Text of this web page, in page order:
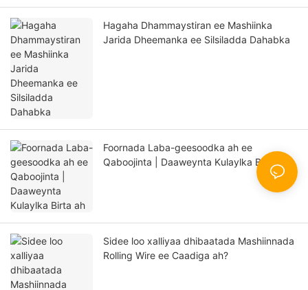
Hagaha Dhammaystiran ee Mashiinka
Jarida Dheemanka ee Silsiladda Dahabka
Foornada Laba-geesoodka ah ee
Qaboojinta | Daaweynta Kulaylka Birta ah
Sidee loo xalliyaa dhibaatada Mashiinnada
Rolling Wire ee Caadiga ah?